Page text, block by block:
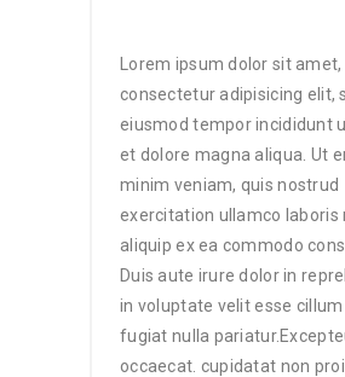
Lorem ipsum dolor sit amet,
consectetur adipisicing elit,
eiusmod tempor incididunt
et dolore magna aliqua. Ut
minim veniam, quis nostrud
exercitation ullamco laboris
aliquip ex ea commodo
Duis aute irure dolor in
in voluptate velit esse
fugiat nulla
occaecat. cupidatat non